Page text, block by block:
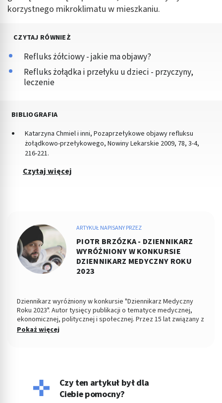
korzystnego mikroklimatu w mieszkaniu.
CZYTAJ RÓWNIEŻ
Refluks żółciowy - jakie ma objawy?
Refluks żołądka i przełyku u dzieci - przyczyny,
leczenie
BIBLIOGRAFIA
Katarzyna Chmiel i inni, Pozaprzełykowe objawy refluksu
żołądkowo-przełykowego, Nowiny Lekarskie 2009, 78, 3-4,
216-221.
Czytaj więcej
ARTYKUŁ NAPISANY PRZEZ
PIOTR BRZÓZKA - DZIENNIKARZ
WYRÓŻNIONY W KONKURSIE
DZIENNIKARZ MEDYCZNY ROKU
2023
Dziennikarz wyróżniony w konkursie "Dziennikarz Medyczny
Roku 2023". Autor tysięcy publikacji o tematyce medycznej,
ekonomicznej, politycznej i społecznej. Przez 15 lat związany z
Dziennikiem Łódzkim i Polska TheTimes. Z wykształcenia
Pokaż więcej
Czy ten artykuł był dla
Ciebie pomocny?